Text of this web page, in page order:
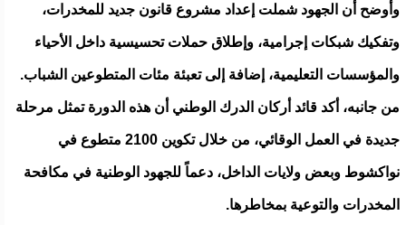
وأوضح أن الجهود شملت إعداد مشروع قانون جديد للمخدرات،
وتفكيك شبكات إجرامية، وإطلاق حملات تحسيسية داخل الأحياء
والمؤسسات التعليمية، إضافة إلى تعبئة مئات المتطوعين الشباب.
من جانبه، أكد قائد أركان الدرك الوطني أن هذه الدورة تمثل مرحلة
جديدة في العمل الوقائي، من خلال تكوين 2100 متطوع في
نواكشوط وبعض ولايات الداخل، دعماً للجهود الوطنية في مكافحة
المخدرات والتوعية بمخاطرها.